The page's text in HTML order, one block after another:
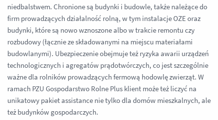
niedbalstwem. Chronione są budynki i budowle, także należące do
firm prowadzących działalność rolną, w tym instalacje OZE oraz
budynki, które są nowo wznoszone albo w trakcie remontu czy
rozbudowy (łącznie ze składowanymi na miejscu materiałami
budowlanymi). Ubezpieczenie obejmuje też ryzyka awarii urządzeń
technologicznych i agregatów prądotwórczych, co jest szczególnie
ważne dla rolników prowadzących fermową hodowlę zwierząt. W
ramach PZU Gospodarstwo Rolne Plus klient może też liczyć na
unikatowy pakiet assistance nie tylko dla domów mieszkalnych, ale
też budynków gospodarczych.